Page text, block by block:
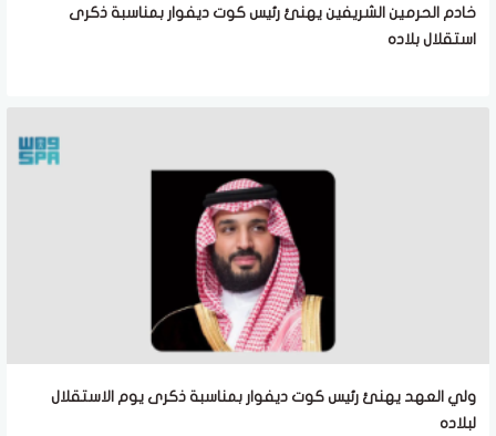
خادم الحرمين الشريفين يهنئ رئيس كوت ديفوار بمناسبة ذكرى
استقلال بلاده
ولي العهد يهنئ رئيس كوت ديفوار بمناسبة ذكرى يوم الاستقلال
لبلاده